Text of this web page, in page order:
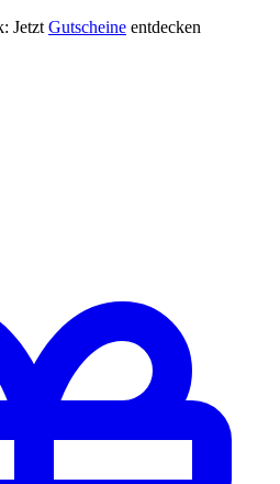
Jetzt Gutscheine entdecken